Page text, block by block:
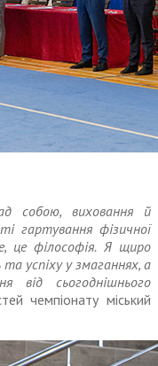
собою, виховання й
гартування фізичної
це філософія. Я щиро
успіху у змаганнях, а
від сьогоднішнього
чемпіонату міський